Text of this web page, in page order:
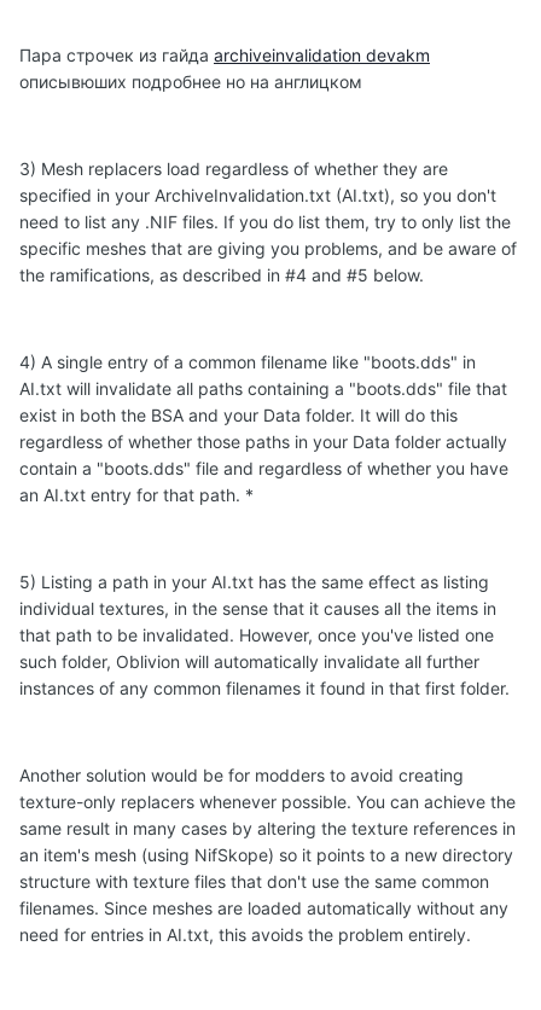
Пара строчек из гайда archiveinvalidation devakm
описывюших подробнее но на англицком
3) Mesh replacers load regardless of whether they are
specified in your ArchiveInvalidation.txt (AI.txt), so you don't
need to list any .NIF files. If you do list them, try to only list the
specific meshes that are giving you problems, and be aware of
the ramifications, as described in #4 and #5 below.
4) A single entry of a common filename like "boots.dds" in
AI.txt will invalidate all paths containing a "boots.dds" file that
exist in both the BSA and your Data folder. It will do this
regardless of whether those paths in your Data folder actually
contain a "boots.dds" file and regardless of whether you have
an AI.txt entry for that path. *
5) Listing a path in your AI.txt has the same effect as listing
individual textures, in the sense that it causes all the items in
that path to be invalidated. However, once you've listed one
such folder, Oblivion will automatically invalidate all further
instances of any common filenames it found in that first folder.
Another solution would be for modders to avoid creating
texture-only replacers whenever possible. You can achieve the
same result in many cases by altering the texture references in
an item's mesh (using NifSkope) so it points to a new directory
structure with texture files that don't use the same common
filenames. Since meshes are loaded automatically without any
need for entries in AI.txt, this avoids the problem entirely.